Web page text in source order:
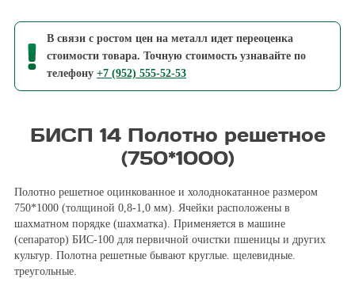
В связи с ростом цен на металл идет переоценка
стоимости товара. Точную стоимость узнавайте по
телефону +7 (952) 555-52-53
БИСП 14 Полотно решетное
(750*1000)
Полотно решетное оцинкованное и холоднокатанное размером
750*1000 (толщиной 0,8-1,0 мм). Ячейки расположены в
шахматном порядке (шахматка). Применяется в машине
(сепаратор) БИС-100 для первичной очистки пшеницы и других
культур. Полотна решетные бывают круглые. щелевидные.
треугольные.